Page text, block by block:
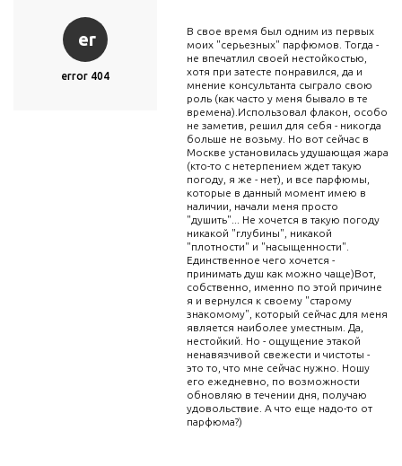
er
error 404
В свое время был одним из первых
моих "серьезных" парфюмов. Тогда -
не впечатлил своей нестойкостью,
хотя при затесте понравился, да и
мнение консультанта сыграло свою
роль (как часто у меня бывало в те
времена).Использовал флакон, особо
не заметив, решил для себя - никогда
больше не возьму. Но вот сейчас в
Москве установилась удушающая жара
(кто-то с нетерпением ждет такую
погоду, я же - нет), и все парфюмы,
которые в данный момент имею в
наличии, начали меня просто
"душить"... Не хочется в такую погоду
никакой "глубины", никакой
"плотности" и "насыщенности".
Единственное чего хочется -
принимать душ как можно чаще)Вот,
собственно, именно по этой причине
я и вернулся к своему "старому
знакомому", который сейчас для меня
является наиболее уместным. Да,
нестойкий. Но - ощущение этакой
ненавязчивой свежести и чистоты -
это то, что мне сейчас нужно. Ношу
его ежедневно, по возможности
обновляю в течении дня, получаю
удовольствие. А что еще надо-то от
парфюма?)